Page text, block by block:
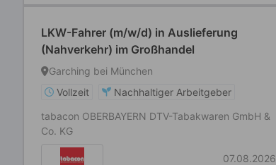
LKW-Fahrer (m/w/d) in Auslieferung
(Nahverkehr) im Großhandel
Garching bei München
Vollzeit
Nachhaltiger Arbeitgeber
tabacon OBERBAYERN DTV-Tabakwaren GmbH &
Co. KG
07.08.2026